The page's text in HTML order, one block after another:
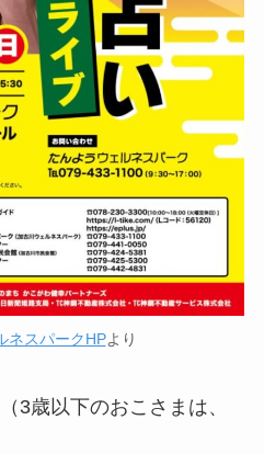
ネスパークHPより
3歳以下のおこさまは、